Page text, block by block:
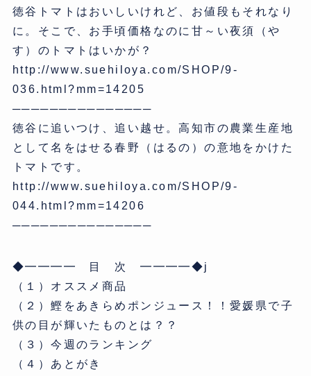
徳谷トマトはおいしいけれど、お値段もそれなり
に。そこで、お手頃価格なのに甘～い夜須（や
す）のトマトはいかが？
http://www.suehiloya.com/SHOP/9-
036.html?mm=14205
───────────────
徳谷に追いつけ、追い越せ。高知市の農業生産地
として名をはせる春野（はるの）の意地をかけた
トマトです。
http://www.suehiloya.com/SHOP/9-
044.html?mm=14206
───────────────
◆━━━━ 目 次 ━━━━◆j
（１）オススメ商品
（２）鰹をあきらめポンジュース！！愛媛県で子
供の目が輝いたものとは？？
（３）今週のランキング
（４）あとがき